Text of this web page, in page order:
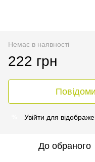
Немає в наявності
222 грн
Увійти для
До обраного